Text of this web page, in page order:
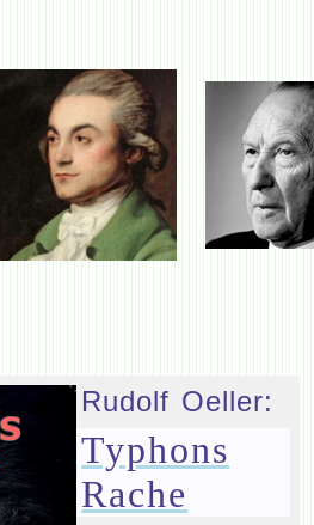
Rudolf Oeller:
Typhons
Rache